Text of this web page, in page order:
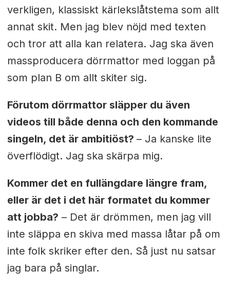
verkligen, klassiskt kärlekslåtstema som allt
annat skit. Men jag blev nöjd med texten
och tror att alla kan relatera. Jag ska även
massproducera dörrmattor med loggan på
som plan B om allt skiter sig.
Förutom dörrmattor släpper du även
videos till både denna och den kommande
singeln, det är ambitiöst? – Ja kanske lite
överflödigt. Jag ska skärpa mig.
Kommer det en fullängdare längre fram,
eller är det i det här formatet du kommer
att jobba? – Det är drömmen, men jag vill
inte släppa en skiva med massa låtar på om
inte folk skriker efter den. Så just nu satsar
jag bara på singlar.